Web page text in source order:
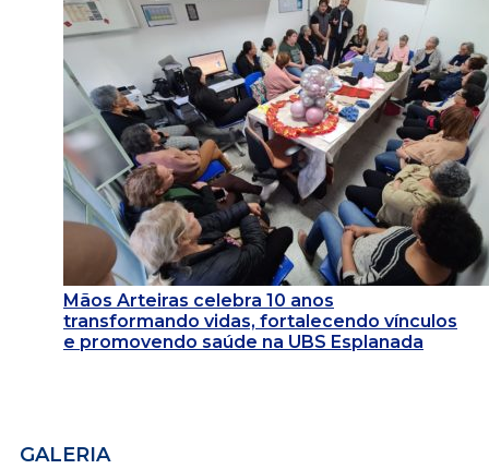
Mãos Arteiras celebra 10 anos
transformando vidas, fortalecendo vínculos
e promovendo saúde na UBS Esplanada
GALERIA